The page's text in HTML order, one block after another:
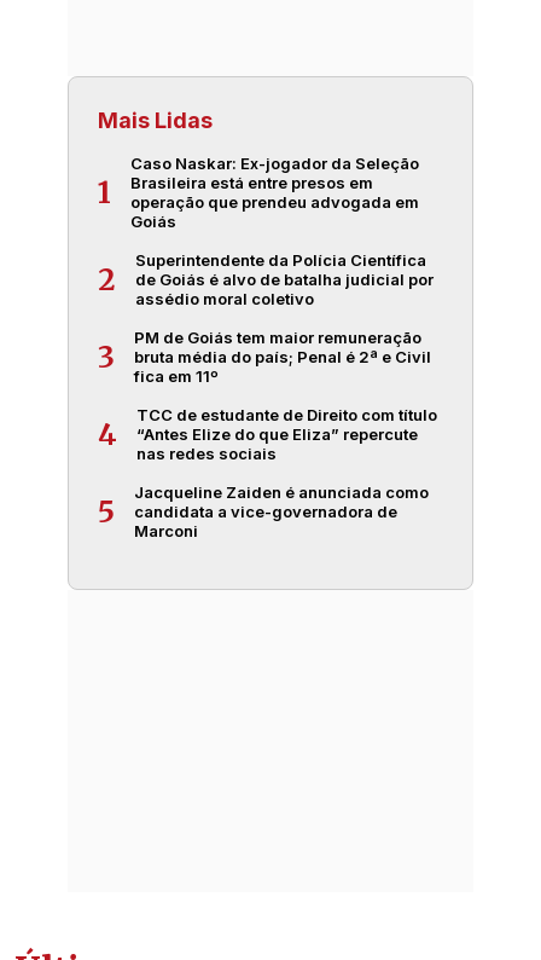
Mais Lidas
1
Caso Naskar: Ex-jogador da Seleção
Brasileira está entre presos em
operação que prendeu advogada em
Goiás
2
Superintendente da Polícia Científica
de Goiás é alvo de batalha judicial por
assédio moral coletivo
3
PM de Goiás tem maior remuneração
bruta média do país; Penal é 2ª e Civil
fica em 11º
4
TCC de estudante de Direito com título
“Antes Elize do que Eliza” repercute
nas redes sociais
5
Jacqueline Zaiden é anunciada como
candidata a vice-governadora de
Marconi